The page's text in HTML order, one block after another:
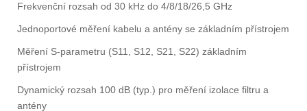
Frekvenční rozsah od 30 kHz do 4/8/18/26,5 GHz
Jednoportové měření kabelu a antény se základním přístrojem
Měření S-parametru (S11, S12, S21, S22) základním
přístrojem
Dynamický rozsah 100 dB (typ.) pro měření izolace filtru a
antény